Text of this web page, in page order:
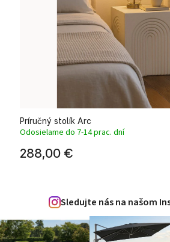
Príručný stolík Arc
Odosielame do 7-14 prac. dní
288,00 €
Sledujte nás na našom